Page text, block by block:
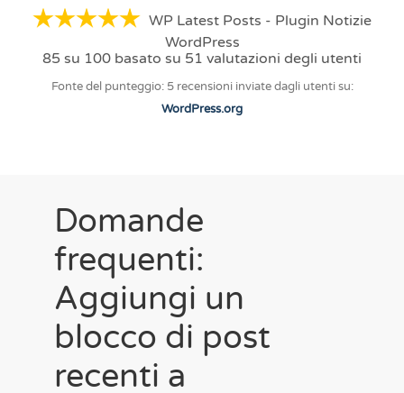
WP Latest Posts - Plugin Notizie
WordPress
85 su 100 basato su 51 valutazioni degli utenti
Fonte del punteggio: 5 recensioni inviate dagli utenti su:
WordPress.org
Domande
frequenti:
Aggiungi un
blocco di post
recenti a